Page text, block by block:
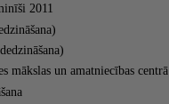
2011
mākslas un amatniecības centrā